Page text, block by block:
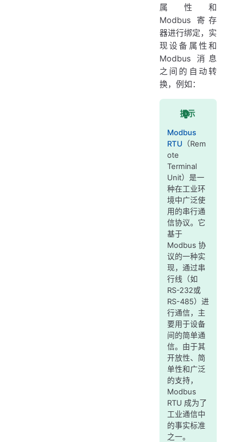
属性和
Modbus 寄存
器进行绑定，实
现设备属性和
Modbus 消息
之间的自动转
换，例如：
提示
Modbus
RTU （Rem
ote
Terminal
Unit）是一
种在工业环
境中广泛使
用的串行通
信协议。它
基于
Modbus 协
议的一种实
现，通过串
行线（如
RS-232或
RS-485）进
行通信，主
要用于设备
间的简单通
信。由于其
开放性、简
单性和广泛
的支持，
Modbus
RTU 成为了
工业通信中
的事实标准
之一。